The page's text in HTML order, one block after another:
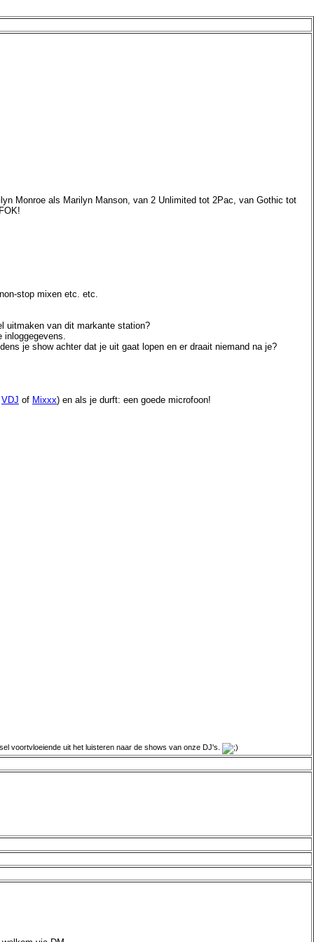
Monroe als Marilyn Manson, van 2 Unlimited tot 2Pac, van Gothic tot
FOK!
stop mixen etc. etc.
uitmaken van dit markante station?
inloggegevens.
je show achter dat je uit gaat lopen en er draait niemand na je?
VDJ of Mixxx) en als je durft: een goede microfoon!
voortvloeiende uit het luisteren naar de shows van onze DJ's.